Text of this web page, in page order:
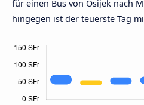
für einen Bus von Osijek nach
hingegen ist der teuerste Tag